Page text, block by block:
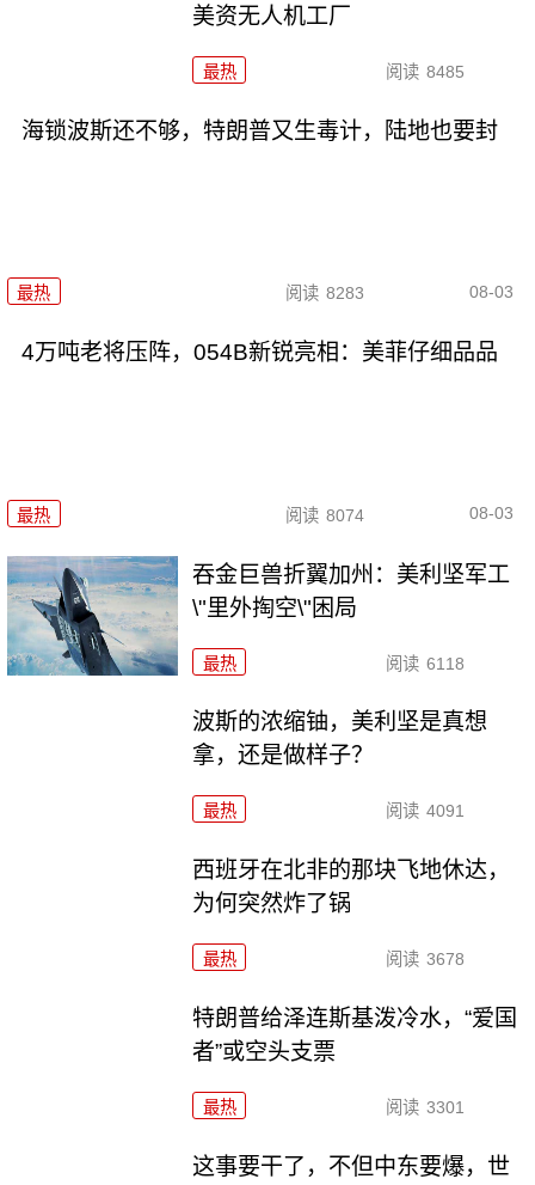
美资无人机工厂
最热 阅读 8485
海锁波斯还不够，特朗普又生毒计，陆地也要封
最热 阅读 8283 08-03
4万吨老将压阵，054B新锐亮相：美菲仔细品品
最热 阅读 8074 08-03
吞金巨兽折翼加州：美利坚军工
\"里外掏空\"困局
最热 阅读 6118
波斯的浓缩铀，美利坚是真想
拿，还是做样子？
最热 阅读 4091
西班牙在北非的那块飞地休达，
为何突然炸了锅
最热 阅读 3678
特朗普给泽连斯基泼冷水，“爱国
者”或空头支票
最热 阅读 3301
这事要干了，不但中东要爆，世